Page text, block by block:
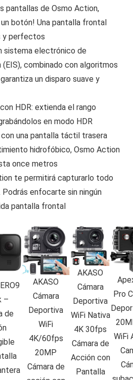
pantallas de Osmo Action,
botón! Una pantalla frontal
y perfectos
sistema electrónico de
combinado con algoritmos
un disparo suave y
HDR: extienda el rango
en modo HDR
una pantalla táctil trasera
hidrofóbico, Osmo Action
once metros
te permitirá capturarlo todo
enfocarte sin ningún
pantalla frontal
–
de
AKASO
Cámara
Deportiva
WiFi
4K/60fps
20MP
Cámara de
AKASO
Cámara
Deportiva
WiFi Nativa
4K 30fps
Cámara de
Acción con
Pantalla
Pro
WiFi